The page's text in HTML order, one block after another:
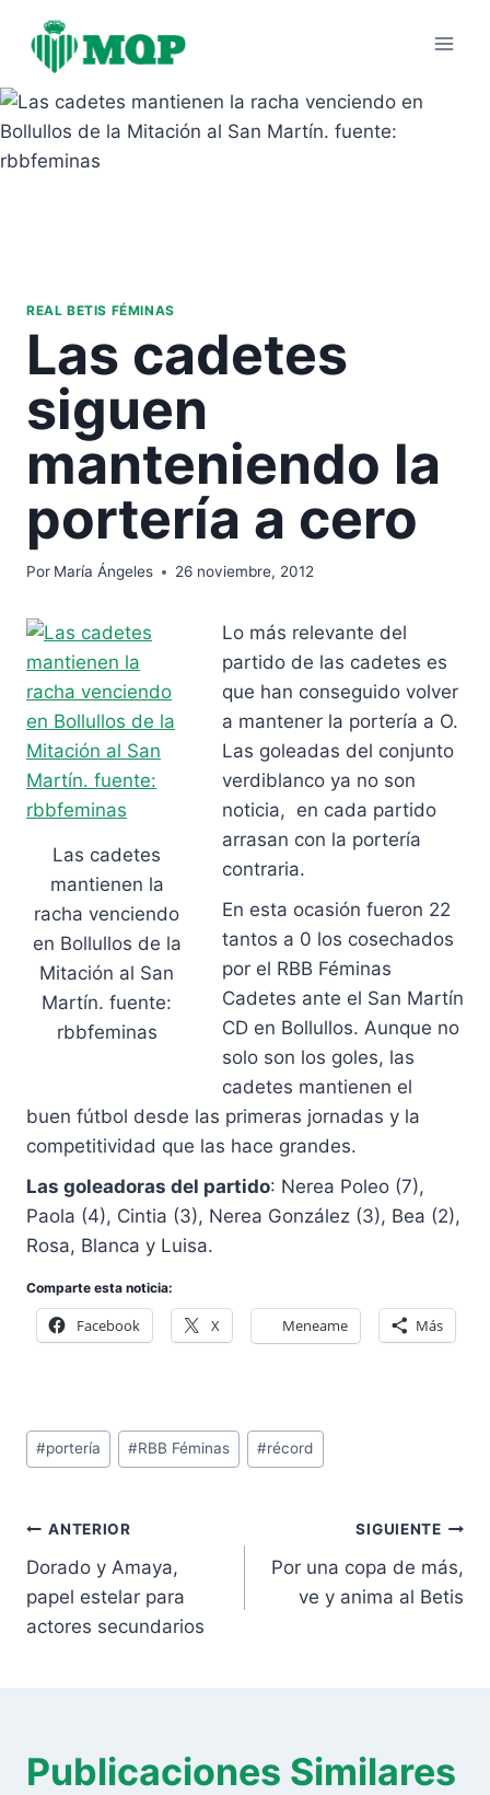
contenido
REAL BETIS FÉMINAS
Las cadetes
siguen
manteniendo la
portería a cero
Por María Ángeles 26 noviembre, 2012
Las cadetes
mantienen la
racha venciendo
en Bollullos de la
Mitación al San
Martín. fuente:
rbbfeminas
Lo más relevante del
partido de las cadetes es
que han conseguido volver
a mantener la portería a O.
Las goleadas del conjunto
verdiblanco ya no son
noticia, en cada partido
arrasan con la portería
contraria.
En esta ocasión fueron 22
tantos a 0 los cosechados
por el RBB Féminas
Cadetes ante el San Martín
CD en Bollullos. Aunque no
solo son los goles, las
cadetes mantienen el
buen fútbol desde las primeras jornadas y la
competitividad que las hace grandes.
Las goleadoras del partido: Nerea Poleo (7),
Paola (4), Cintia (3), Nerea González (3), Bea (2),
Rosa, Blanca y Luisa.
Comparte esta noticia:
Facebook X Meneame Más
Etiquetas
de
entrada:
#portería #RBB Féminas #récord
Navegación
de
entradas
ANTERIOR
Dorado y Amaya,
papel estelar para
actores secundarios
SIGUIENTE
Por una copa de más,
ve y anima al Betis
Publicaciones Similares